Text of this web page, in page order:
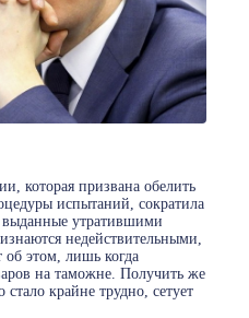
которая призвана обелить
испытаний, сократила
утратившими
недействительными,
об этом, лишь когда
на таможне. Получить же
крайне трудно, сетует